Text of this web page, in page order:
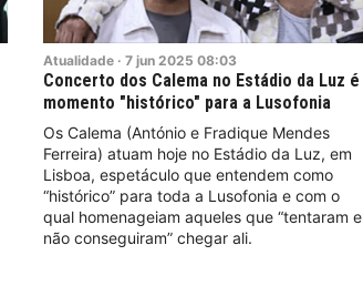
Atualidade · 7 jun 2025 08:03
Concerto dos Calema no Estádio da Luz é
momento "histórico" para a Lusofonia
Os Calema (António e Fradique Mendes
Ferreira) atuam hoje no Estádio da Luz, em
Lisboa, espetáculo que entendem como
“histórico” para toda a Lusofonia e com o
qual homenageiam aqueles que “tentaram e
não conseguiram” chegar ali.